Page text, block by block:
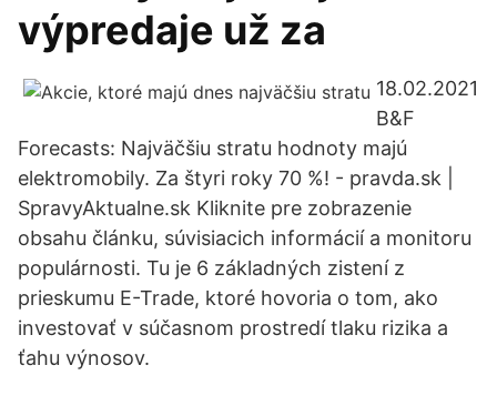
výpredaje už za
18.02.2021
B&F
Forecasts: Najväčšiu stratu hodnoty majú
elektromobily. Za štyri roky 70 %! - pravda.sk |
SpravyAktualne.sk Kliknite pre zobrazenie
obsahu článku, súvisiacich informácií a monitoru
populárnosti. Tu je 6 základných zistení z
prieskumu E-Trade, ktoré hovoria o tom, ako
investovať v súčasnom prostredí tlaku rizika a
ťahu výnosov.